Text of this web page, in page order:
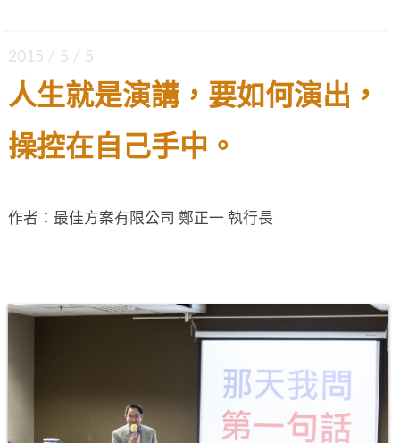
2015 / 5 / 5
人生就是演講，要如何演出，
操控在自己手中。
作者：最佳方案有限公司 鄭正一 執行長